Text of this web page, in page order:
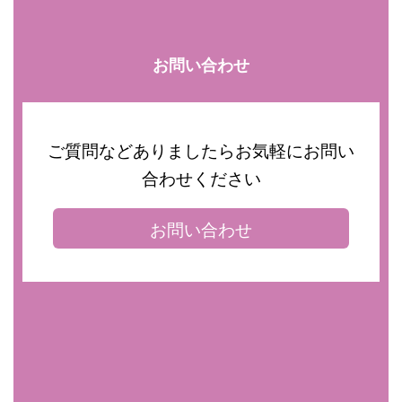
お問い合わせ
ご質問などありましたらお気軽にお問い
合わせください
お問い合わせ